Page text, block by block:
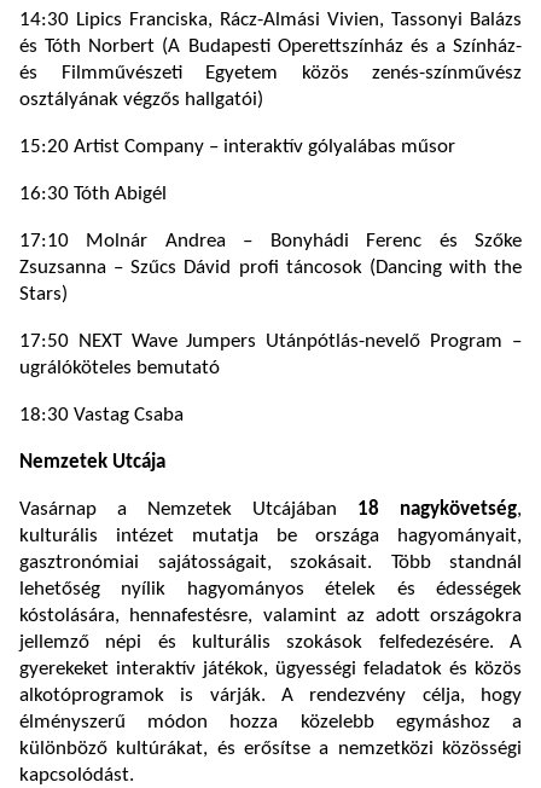
14:30 Lipics Franciska, Rácz-Almási Vivien, Tassonyi Balázs
és Tóth Norbert (A Budapesti Operettszínház és a Színház-
és Filmművészeti Egyetem közös zenés-színművész
osztályának végzős hallgatói)
15:20 Artist Company – interaktív gólyalábas műsor
16:30 Tóth Abigél
17:10 Molnár Andrea – Bonyhádi Ferenc és Szőke
Zsuzsanna – Szűcs Dávid profi táncosok (Dancing with the
Stars)
17:50 NEXT Wave Jumpers Utánpótlás-nevelő Program –
ugrálóköteles bemutató
18:30 Vastag Csaba
Nemzetek Utcája
Vasárnap a Nemzetek Utcájában 18 nagykövetség,
kulturális intézet mutatja be országa hagyományait,
gasztronómiai sajátosságait, szokásait. Több standnál
lehetőség nyílik hagyományos ételek és édességek
kóstolására, hennafestésre, valamint az adott országokra
jellemző népi és kulturális szokások felfedezésére. A
gyerekeket interaktív játékok, ügyességi feladatok és közös
alkotóprogramok is várják. A rendezvény célja, hogy
élményszerű módon hozza közelebb egymáshoz a
különböző kultúrákat, és erősítse a nemzetközi közösségi
kapcsolódást.